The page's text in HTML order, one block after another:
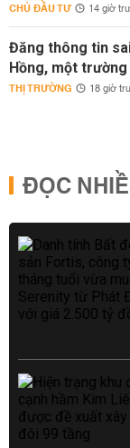
CHỦ ĐẦU TƯ 14 giờ
Đăng thông tin
Hồng, một
THỊ TRƯỜNG 18 giờ
ĐỌC